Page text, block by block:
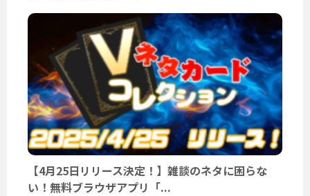
【4月25日リリース決定！】雑談のネタに困らな
い！無料ブラウザアプリ「...